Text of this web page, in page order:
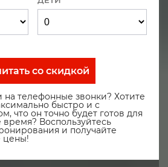
со скидкой
телефонные звонки? Хотите
быстро и с
что он точно будет готов для
время? Воспользуйтесь
и получайте
цены!